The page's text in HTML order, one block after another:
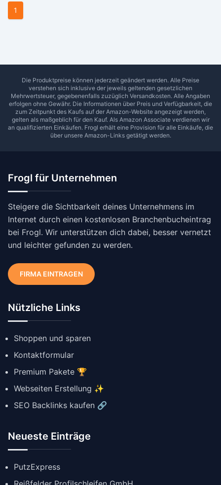
1
Die Produktpreise können jederzeit geändert werden. Alle Preise
verstehen sich inklusive der jeweils geltenden gesetzlichen
Mehrwertsteuer, gegebenenfalls zuzüglich Versandkosten. Alle Angaben
erfolgen ohne Gewähr. Die Informationen über Preis und Verfügbarkeit, die
zum Zeitpunkt des Kaufs auf der Amazon-Website angezeigt werden,
gelten als maßgeblich für den Kauf. Als Amazon Associate verdienen wir
an qualifizierten Einkäufen. Frogl erhält eine Provision für alle Einkäufe, die
über unsere Amazon-Links getätigt werden.
Frogl für Unternehmen
Steigere die Sichtbarkeit deines Unternehmens im
Internet durch einen kostenlosen Branchenbucheintrag
bei Frogl. Wir unterstützen dich dabei, besser vernetzt
und leichter gefunden zu werden.
FIRMA EINTRAGEN
Nützliche Links
Shoppen und sparen
Kontaktformular
Premium Pakete 🏆
Webseiten Erstellung ✨
SEO Backlinks kaufen 🔗
Neueste Einträge
PutzExpress